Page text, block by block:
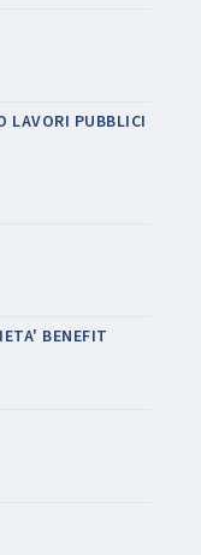
LAVORI PUBBLICI
BENEFIT